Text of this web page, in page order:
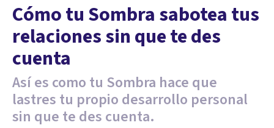
Cómo tu Sombra sabotea tus
relaciones sin que te des
cuenta
Así es como tu Sombra hace que
lastres tu propio desarrollo personal
sin que te des cuenta.